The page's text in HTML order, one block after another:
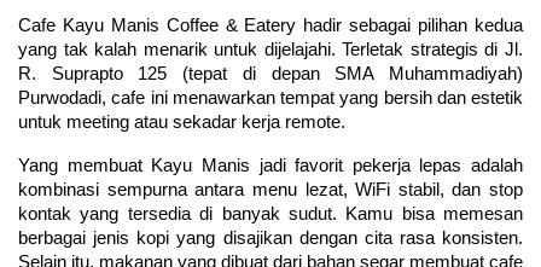
Cafe Kayu Manis Coffee & Eatery hadir sebagai pilihan kedua
yang tak kalah menarik untuk dijelajahi. Terletak strategis di Jl.
R. Suprapto 125 (tepat di depan SMA Muhammadiyah)
Purwodadi, cafe ini menawarkan tempat yang bersih dan estetik
untuk meeting atau sekadar kerja remote.
Yang membuat Kayu Manis jadi favorit pekerja lepas adalah
kombinasi sempurna antara menu lezat, WiFi stabil, dan stop
kontak yang tersedia di banyak sudut. Kamu bisa memesan
berbagai jenis kopi yang disajikan dengan cita rasa konsisten.
Selain itu, makanan yang dibuat dari bahan segar membuat cafe